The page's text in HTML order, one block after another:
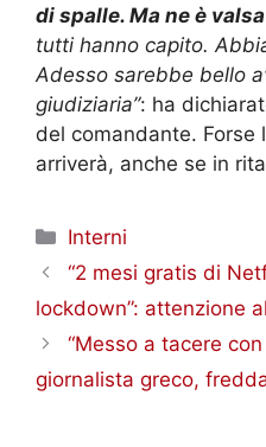
di spalle. Ma ne è
tutti hanno capito.
Adesso sarebbe bello
giudiziaria”: ha
del comandante. Forse
arriverà, anche se in
Categorie
Interni
“2 mesi gratis di
lockdown”: attenzione
“Messo a tacere
giornalista greco,